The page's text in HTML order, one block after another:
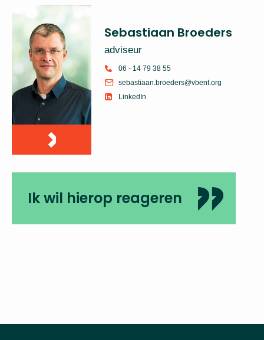
Sebastiaan Broeders
adviseur
06 - 14 79 38 55
sebastiaan.broeders@vbent.org
LinkedIn
Ik wil hierop reageren